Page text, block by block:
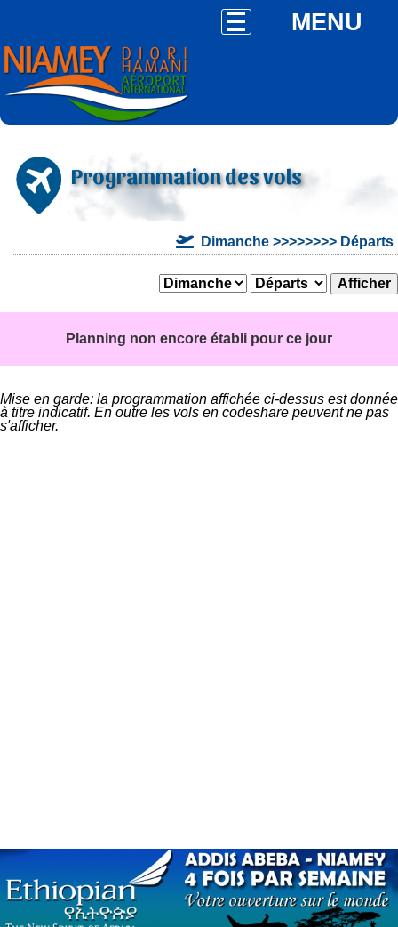
MENU
Programmation des vols
Dimanche >>>>>>>> Départs
Planning non encore établi pour ce jour
Mise en garde: la programmation affichée ci-dessus est donnée
à titre indicatif. En outre les vols en codeshare peuvent ne pas
s'afficher.